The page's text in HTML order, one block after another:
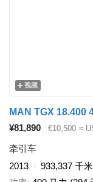
视频
MAN TGX 18.400
¥81,890
€10,500 ≈
牵引车
2013
933,337 千米